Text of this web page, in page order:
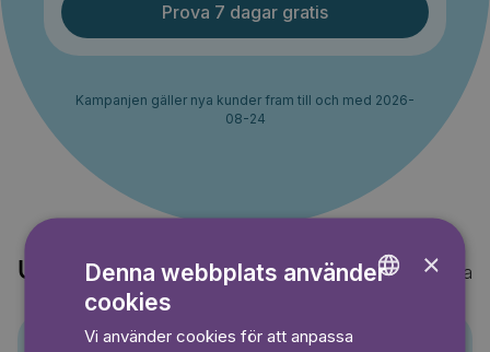
Prova 7 dagar gratis
Kampanjen gäller nya kunder fram till och med 2026-
08-24
Upptäck också Visa alla
×
Denna webbplats använder
cookies
Vi använder cookies för att anpassa